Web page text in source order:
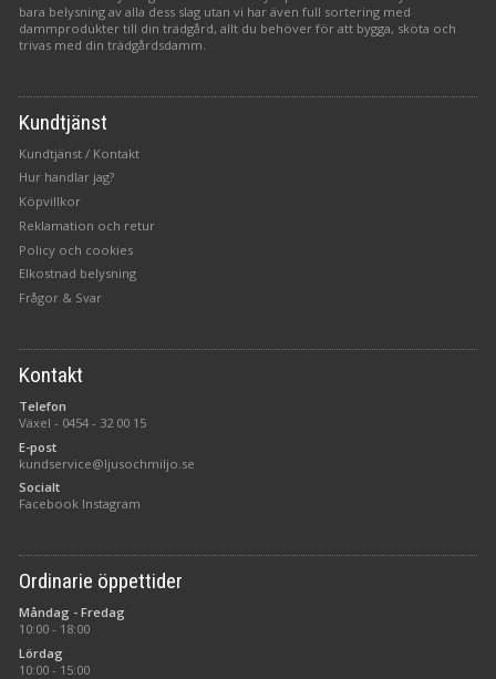
bara belysning av alla dess slag utan vi har även full sortering med
dammprodukter till din trädgård, allt du behöver för att bygga, sköta och
trivas med din trädgårdsdamm.
Kundtjänst
Kundtjänst / Kontakt
Hur handlar jag?
Köpvillkor
Reklamation och retur
Policy och cookies
Elkostnad belysning
Frågor & Svar
Kontakt
Telefon
Växel - 0454 - 32 00 15
E-post
kundservice@ljusochmiljo.se
Socialt
Facebook Instagram
Ordinarie öppettider
Måndag - Fredag
10:00 - 18:00
Lördag
10:00 - 15:00